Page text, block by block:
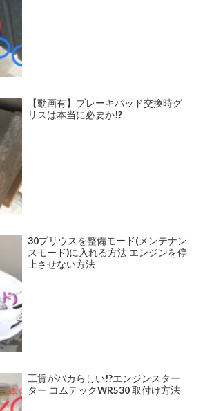
【動画有】ブレーキパッド交換時グ
リスは本当に必要か!?
30プリウスを整備モード(メンテナン
スモード)に入れる方法 エンジンを停
止させない方法
工賃がバカらしい!?エンジンスター
ター コムテックWR530 取付け方法